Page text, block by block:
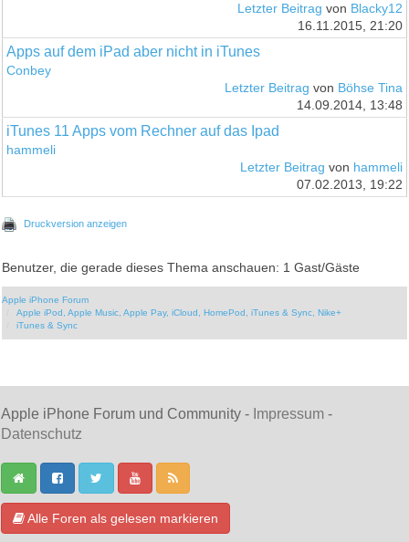
Letzter Beitrag von Blacky12
16.11.2015, 21:20
Apps auf dem iPad aber nicht in iTunes
Conbey
Letzter Beitrag von Böhse Tina
14.09.2014, 13:48
iTunes 11 Apps vom Rechner auf das Ipad
hammeli
Letzter Beitrag von hammeli
07.02.2013, 19:22
Druckversion anzeigen
Benutzer, die gerade dieses Thema anschauen: 1 Gast/Gäste
Apple iPhone Forum
Apple iPod, Apple Music, Apple Pay, iCloud, HomePod, iTunes & Sync, Nike+
iTunes & Sync
Apple iPhone Forum und Community - Impressum -
Datenschutz
Alle Foren als gelesen markieren